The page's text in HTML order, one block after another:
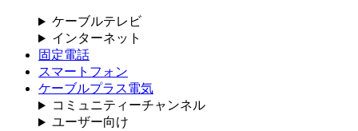
ケーブルテレビ
インターネット
固定電話
スマートフォン
ケーブルプラス電気
コミュニティーチャンネル
ユーザー向け